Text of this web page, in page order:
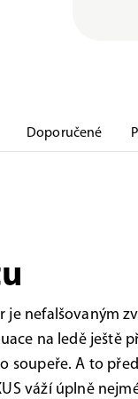
Doporučené
je nefalšovaným
na ledě ještě
soupeře. A to
váží úplně